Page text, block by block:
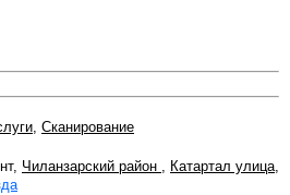
, Сканирование
Чиланзарский район , Катартал улица,